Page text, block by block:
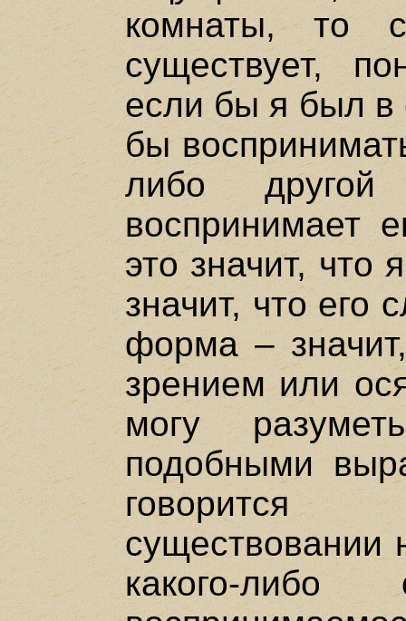
комнаты, то
существует,
если бы я был в
бы
либо другой
воспринимает
это значит, что
значит, что
форма –
зрением или
могу
подобными
какого-